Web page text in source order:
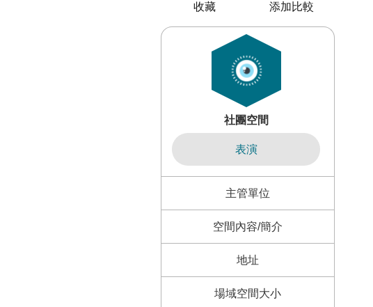
收藏 添加比較
社團空間
表演
主管單位
空間內容/簡介
地址
場域空間大小